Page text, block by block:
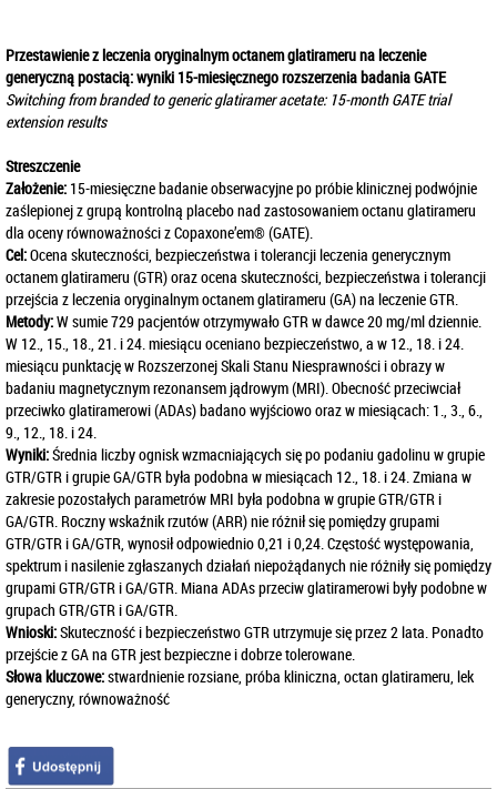
Przestawienie z leczenia oryginalnym octanem glatirameru na leczenie
generyczną postacią: wyniki 15-miesięcznego rozszerzenia badania GATE
Switching from branded to generic glatiramer acetate: 15-month GATE trial
extension results
Streszczenie
Założenie: 15-miesięczne badanie obserwacyjne po próbie klinicznej podwójnie
zaślepionej z grupą kontrolną placebo nad zastosowaniem octanu glatirameru
dla oceny równoważności z Copaxone’em® (GATE).
Cel:Ocena skuteczności, bezpieczeństwa i tolerancji leczenia generycznym
octanem glatirameru (GTR) oraz ocena skuteczności, bezpieczeństwa i tolerancji
przejścia z leczenia oryginalnym octanem glatirameru (GA) na leczenie GTR.
Metody:W sumie 729 pacjentów otrzymywało GTR w dawce 20 mg/ml dziennie.
W 12., 15., 18., 21. i 24. miesiącu oceniano bezpieczeństwo, a w 12., 18. i 24.
miesiącu punktację w Rozszerzonej Skali Stanu Niesprawności i obrazy w
badaniu magnetycznym rezonansem jądrowym (MRI). Obecność przeciwciał
przeciwko glatiramerowi (ADAs) badano wyjściowo oraz w miesiącach: 1., 3., 6.,
9., 12., 18. i 24.
Wyniki:Średnia liczby ognisk wzmacniających się po podaniu gadolinu w grupie
GTR/GTR i grupie GA/GTR była podobna w miesiącach 12., 18. i 24. Zmiana w
zakresie pozostałych parametrów MRI była podobna w grupie GTR/GTR i
GA/GTR. Roczny wskaźnik rzutów (ARR) nie różnił się pomiędzy grupami
GTR/GTR i GA/GTR, wynosił odpowiednio 0,21 i 0,24. Częstość występowania,
spektrum i nasilenie zgłaszanych działań niepożądanych nie różniły się pomiędzy
grupami GTR/GTR i GA/GTR. Miana ADAs przeciw glatiramerowi były podobne w
grupach GTR/GTR i GA/GTR.
Wnioski:Skuteczność i bezpieczeństwo GTR utrzymuje się przez 2 lata. Ponadto
przejście z GA na GTR jest bezpieczne i dobrze tolerowane.
Słowa kluczowe:stwardnienie rozsiane, próba kliniczna, octan glatirameru, lek
generyczny, równoważność